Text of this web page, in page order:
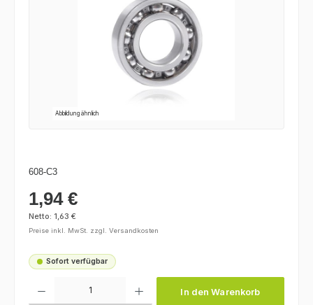
Abbildung ähnlich
608-C3
Regulärer Preis:
1,94 €
Netto: 1,63 €
Preise inkl. MwSt. zzgl. Versandkosten
Sofort verfügbar
In den Warenkorb